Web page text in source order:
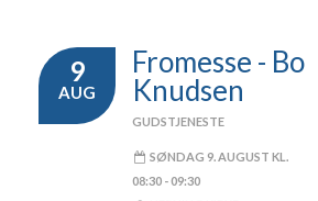
9
AUG
Fromesse - Bo
Knudsen
GUDSTJENESTE
SØNDAG 9. AUGUST KL.
08:30 - 09:30